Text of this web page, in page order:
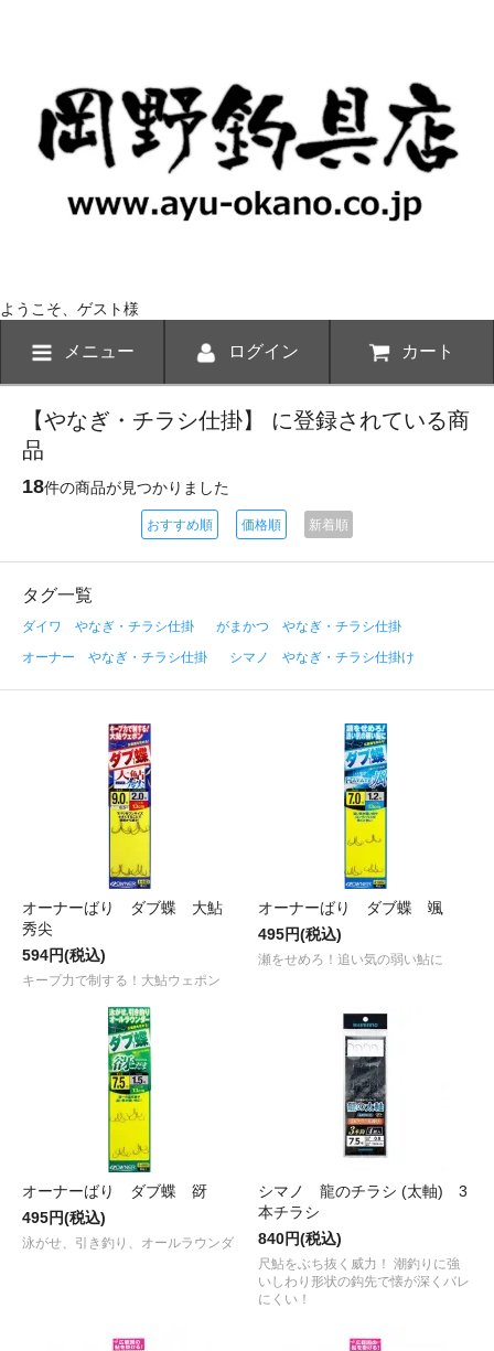
ようこそ、ゲスト様
メニュー ログイン カート
【やなぎ・チラシ仕掛】 に登録されている商
品
18件の商品が見つかりました
おすすめ順 価格順 新着順
タグ一覧
ダイワ やなぎ・チラシ仕掛
がまかつ やなぎ・チラシ仕掛
オーナー やなぎ・チラシ仕掛
シマノ やなぎ・チラシ仕掛け
オーナーばり ダブ蝶 大鮎
秀尖
594円(税込)
キープ力で制する！大鮎ウェポン
オーナーばり ダブ蝶 颯
495円(税込)
瀬をせめろ！追い気の弱い鮎に
オーナーばり ダブ蝶 谺
495円(税込)
泳がせ、引き釣り、オールラウンダ
シマノ 龍のチラシ (太軸) 3
本チラシ
840円(税込)
尺鮎をぶち抜く威力！ 潮釣りに強
いしわり形状の鈎先で懐が深くバレ
にくい！